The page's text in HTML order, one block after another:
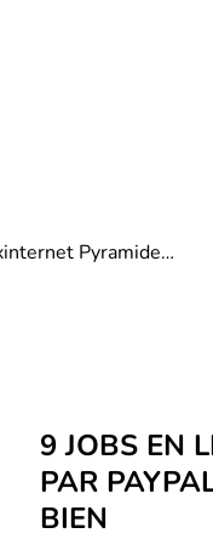
Pyramide…
9 JOBS EN
PAR
BIEN